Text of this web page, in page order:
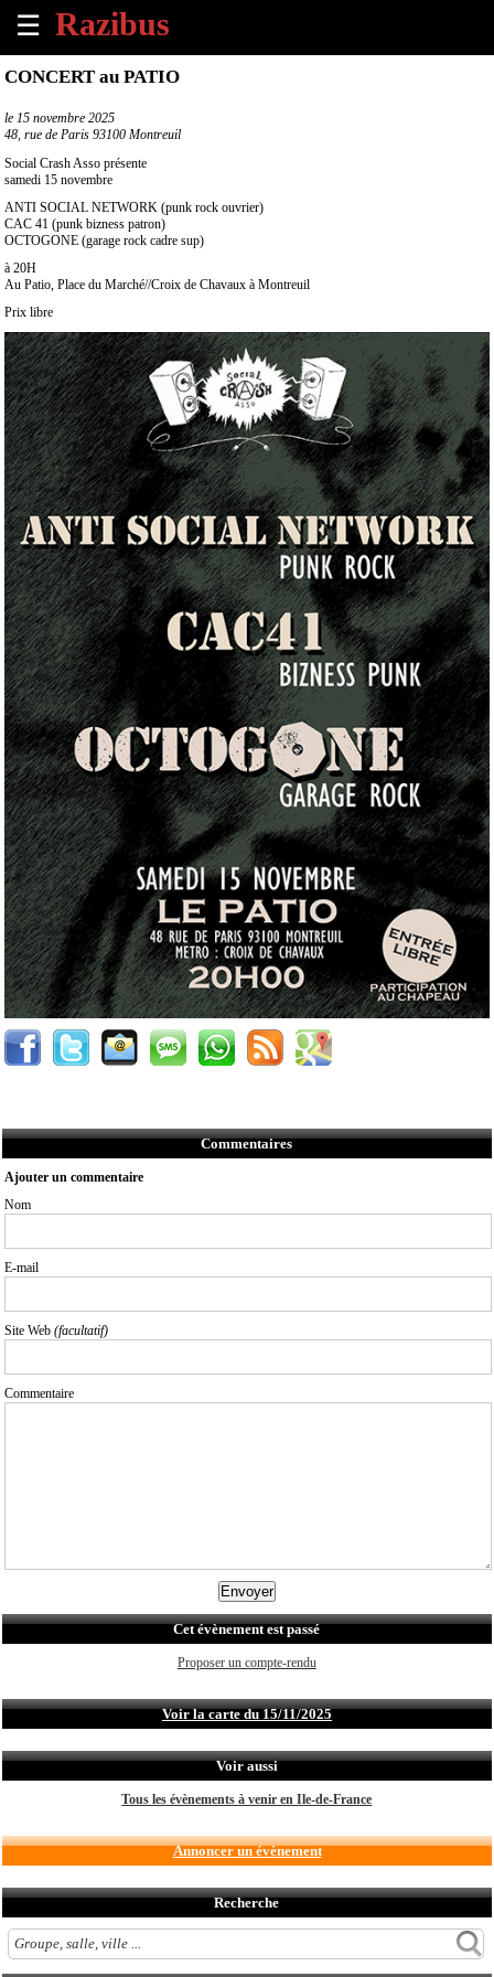
☰
×
Tous
les
évènements
à
venir
Annoncer
un
évènement
Contact
À
propos
CONCERT au PATIO
le 15 novembre 2025
48, rue de Paris 93100 Montreuil
Social Crash Asso présente
samedi 15 novembre
ANTI SOCIAL NETWORK (punk rock ouvrier)
CAC 41 (punk bizness patron)
OCTOGONE (garage rock cadre sup)
à 20H
Au Patio, Place du Marché//Croix de Chavaux à Montreuil
Prix libre
Commentaires
Ajouter un commentaire
Nom
E-mail
Site Web (facultatif)
Commentaire
Cet évènement est passé
Proposer un compte-rendu
Voir la carte du 15/11/2025
Voir aussi
Tous les évènements à venir en Ile-de-France
Annoncer un évènement
Recherche